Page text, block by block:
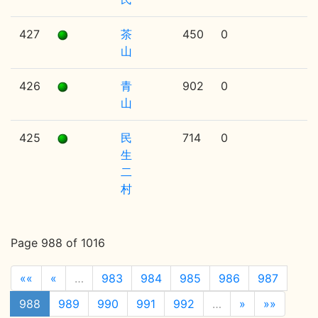
427
茶
山
450 0
426
青
山
902 0
425
民
生
二
村
714 0
Page 988 of 1016
«« « … 983 984 985 986
987
988
989 990 991 992 … » »»